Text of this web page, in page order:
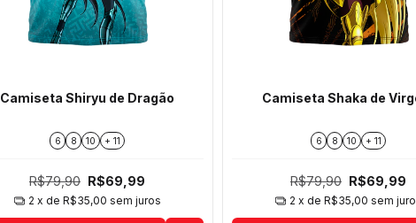
Camiseta Shiryu de Dragão
6 8 10 + 11
R$79,90 R$69,99
2 x de R$35,00 sem juros
Camiseta Shaka de
6 8 10 + 11
R$79,90 R$69,99
2 x de R$35,00 sem